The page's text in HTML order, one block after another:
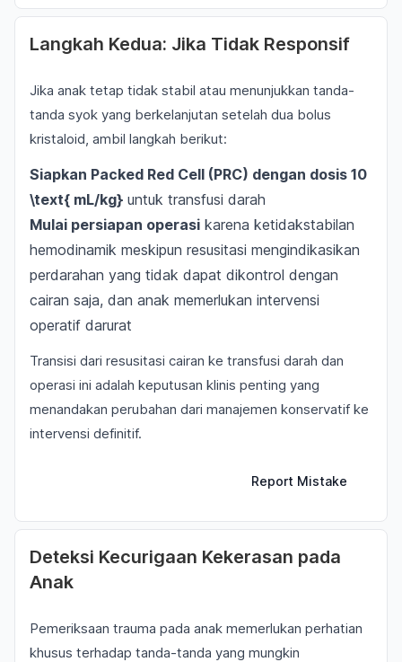
Langkah Kedua: Jika Tidak Responsif
Jika anak tetap tidak stabil atau menunjukkan tanda-
tanda syok yang berkelanjutan setelah dua bolus
kristaloid, ambil langkah berikut:
Siapkan Packed Red Cell (PRC) dengan dosis 10
\text{ mL/kg} untuk transfusi darah
Mulai persiapan operasi karena ketidakstabilan
hemodinamik meskipun resusitasi mengindikasikan
perdarahan yang tidak dapat dikontrol dengan
cairan saja, dan anak memerlukan intervensi
operatif darurat
Transisi dari resusitasi cairan ke transfusi darah dan
operasi ini adalah keputusan klinis penting yang
menandakan perubahan dari manajemen konservatif ke
intervensi definitif.
Report Mistake
Deteksi Kecurigaan Kekerasan pada
Anak
Pemeriksaan trauma pada anak memerlukan perhatian
khusus terhadap tanda-tanda yang mungkin